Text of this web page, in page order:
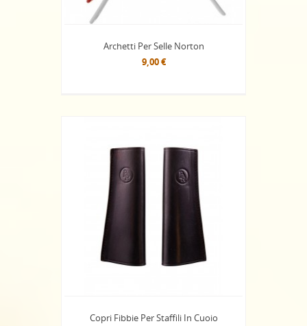
Archetti Per Selle Norton
9,00 €
Copri Fibbie Per Staffili In Cuoio